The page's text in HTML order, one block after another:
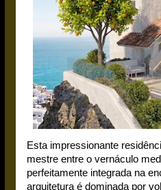
Esta impressionante
mestre entre o vernáculo
perfeitamente integrada na
arquitetura é dominada por